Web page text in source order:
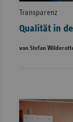
Transparenz
Qualität in
von Stefan